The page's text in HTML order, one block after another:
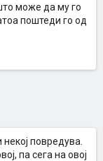
може да му го
поштеди го од
повредува.
па сега на овој